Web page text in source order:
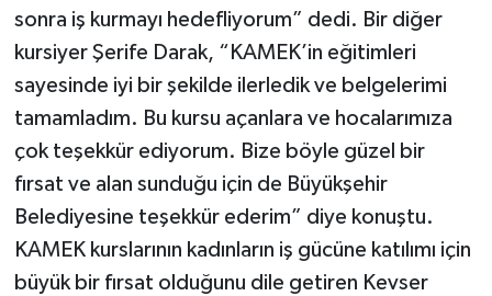
sonra iş kurmayı hedefliyorum” dedi. Bir diğer
kursiyer Şerife Darak, “KAMEK’in eğitimleri
sayesinde iyi bir şekilde ilerledik ve belgelerimi
tamamladım. Bu kursu açanlara ve hocalarımıza
çok teşekkür ediyorum. Bize böyle güzel bir
fırsat ve alan sunduğu için de Büyükşehir
Belediyesine teşekkür ederim” diye konuştu.
KAMEK kurslarının kadınların iş gücüne katılımı için
büyük bir fırsat olduğunu dile getiren Kevser